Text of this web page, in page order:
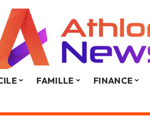
FAMILLE FINANCE